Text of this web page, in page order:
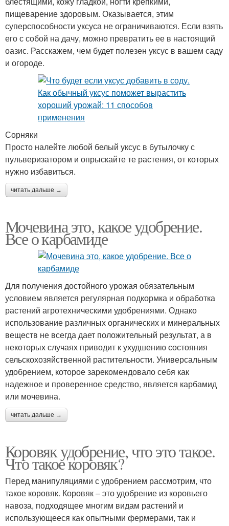
пищеварение здоровым. Оказывается, этим
суперспособности уксуса не ограничиваются. Если взять
его с собой на дачу, можно превратить ее в настоящий
оазис. Расскажем, чем будет полезен уксус в вашем саду
и огороде.
Сорняки
Просто налейте любой белый уксус в бутылочку с
пульверизатором и опрыскайте те растения, от которых
нужно избавиться.
читать дальше →
Мочевина это, какое удобрение.
Все о карбамиде
Для получения достойного урожая обязательным
условием является регулярная подкормка и обработка
растений агротехническими удобрениями. Однако
использование различных органических и минеральных
веществ не всегда дает положительный результат, а в
некоторых случаях приводит к ухудшению состояния
сельскохозяйственной растительности. Универсальным
удобрением, которое зарекомендовало себя как
надежное и проверенное средство, является карбамид
или мочевина.
читать дальше →
Коровяк удобрение, что это такое.
Что такое коровяк?
Перед манипуляциями с удобрением рассмотрим, что
такое коровяк. Коровяк – это удобрение из коровьего
навоза, подходящее многим видам растений и
использующееся как опытными фермерами, так и